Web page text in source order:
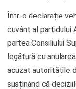
Într-o declarație
cuvânt al partidului
partea Consiliului
legătură cu
acuzat autoritățile
susținând că